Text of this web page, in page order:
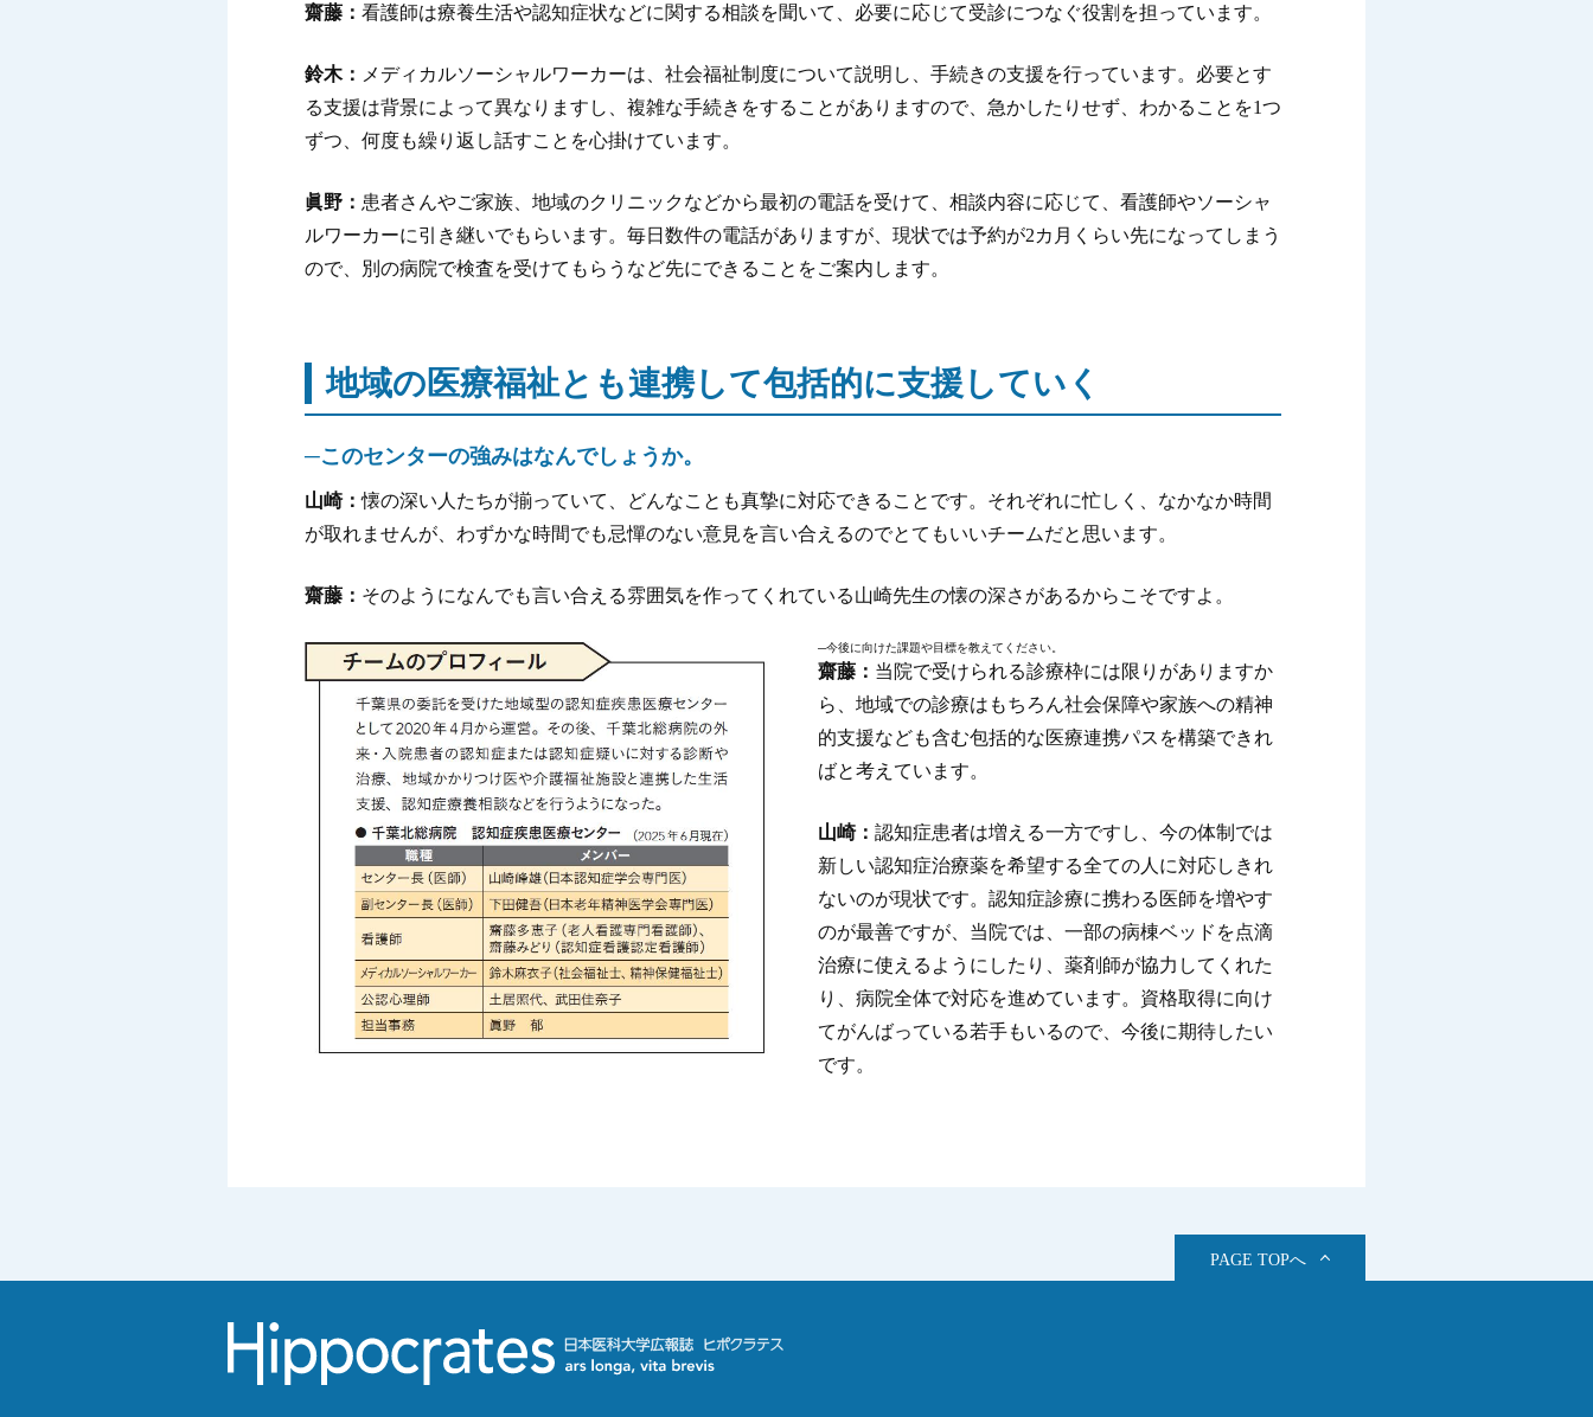
齋藤： 看護師は療養生活や認知症状などに関する相談を聞いて、必要に応じて受診につなぐ役割を担っています。
鈴木： メディカルソーシャルワーカーは、社会福祉制度について説明し、手続きの支援を行っています。必要とす
る支援は背景によって異なりますし、複雑な手続きをすることがありますので、急かしたりせず、わかることを1つ
ずつ、何度も繰り返し話すことを心掛けています。
眞野： 患者さんやご家族、地域のクリニックなどから最初の電話を受けて、相談内容に応じて、看護師やソーシャ
ルワーカーに引き継いでもらいます。毎日数件の電話がありますが、現状では予約が2カ月くらい先になってしまう
ので、別の病院で検査を受けてもらうなど先にできることをご案内します。
地域の医療福祉とも連携して包括的に支援していく
─このセンターの強みはなんでしょうか。
山崎：懐の深い人たちが揃っていて、どんなことも真摯に対応できることです。それぞれに忙しく、なかなか時間
が取れませんが、わずかな時間でも忌憚のない意見を言い合えるのでとてもいいチームだと思います。
齋藤： そのようになんでも言い合える雰囲気を作ってくれている山崎先生の懐の深さがあるからこそですよ。
─今後に向けた課題や目標を教えてください。
齋藤： 当院で受けられる診療枠には限りがありますか
ら、地域での診療はもちろん社会保障や家族への精神
的支援なども含む包括的な医療連携パスを構築できれ
ばと考えています。
山崎：認知症患者は増える一方ですし、今の体制では
新しい認知症治療薬を希望する全ての人に対応しきれ
ないのが現状です。認知症診療に携わる医師を増やす
のが最善ですが、当院では、一部の病棟ベッドを点滴
治療に使えるようにしたり、薬剤師が協力してくれた
り、病院全体で対応を進めています。資格取得に向け
てがんばっている若手もいるので、今後に期待したい
です。
PAGE TOPへ